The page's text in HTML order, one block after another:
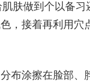
肤做到个以备
，接着再利用
布涂擦在脸部